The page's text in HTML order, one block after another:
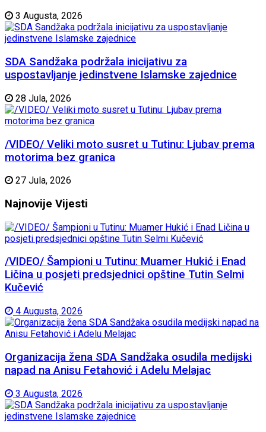
3 Augusta, 2026
SDA Sandžaka podržala inicijativu za
uspostavljanje jedinstvene Islamske zajednice
28 Jula, 2026
/VIDEO/ Veliki moto susret u Tutinu: Ljubav prema
motorima bez granica
27 Jula, 2026
Najnovije Vijesti
/VIDEO/ Šampioni u Tutinu: Muamer Hukić i Enad
Ličina u posjeti predsjednici opštine Tutin Selmi
Kučević
4 Augusta, 2026
Organizacija žena SDA Sandžaka osudila medijski
napad na Anisu Fetahović i Adelu Melajac
3 Augusta, 2026